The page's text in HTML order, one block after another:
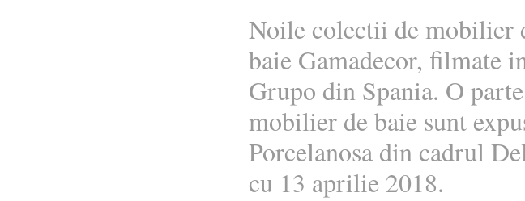
Noile colectii de mobilier
baie Gamadecor, filmate
Grupo din Spania. O
mobilier de baie sunt
Porcelanosa din cadrul
cu 13 aprilie 2018.